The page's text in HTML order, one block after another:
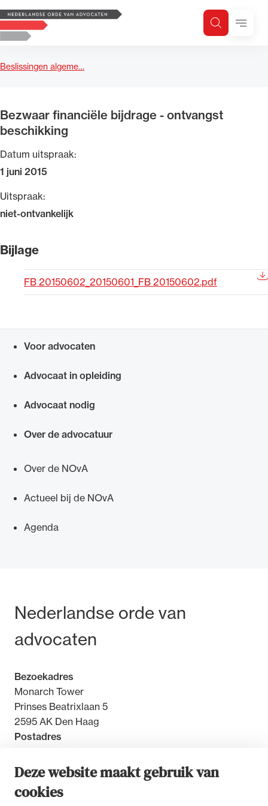
Deze website maakt gebruik van
cookies
Logo, to the homepage
ZoekenMenu
Beslissingen algeme…
Bezwaar financiële bijdrage - ontvangst
beschikking
Datum uitspraak:
1 juni 2015
Uitspraak:
niet-ontvankelijk
Bijlage
FB 20150602_20150601_FB 20150602.pdf
Voor advocaten
Advocaat in opleiding
Advocaat nodig
Over de advocatuur
Over de NOvA
Actueel bij de NOvA
Agenda
Bezoek- en postadres
Nederlandse orde van
advocaten
Bezoekadres
Monarch Tower
Prinses Beatrixlaan 5
2595 AK Den Haag
Postadres
2500 GW Den Haag
Zoeken
Zoek op trefwoord
Uitgelicht
Alle wet- en regelgeving voor de advocatuur.
advocatuur (Roda).
Ondersteuning voor advocaten bij hun
het rechtsgebiedenregister en